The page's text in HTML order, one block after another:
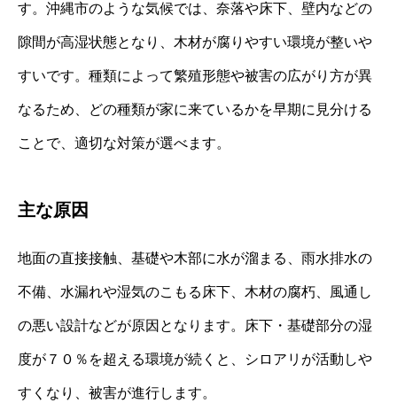
す。沖縄市のような気候では、奈落や床下、壁内などの
隙間が高湿状態となり、木材が腐りやすい環境が整いや
すいです。種類によって繁殖形態や被害の広がり方が異
なるため、どの種類が家に来ているかを早期に見分ける
ことで、適切な対策が選べます。
主な原因
地面の直接接触、基礎や木部に水が溜まる、雨水排水の
不備、水漏れや湿気のこもる床下、木材の腐朽、風通し
の悪い設計などが原因となります。床下・基礎部分の湿
度が７０％を超える環境が続くと、シロアリが活動しや
すくなり、被害が進行します。